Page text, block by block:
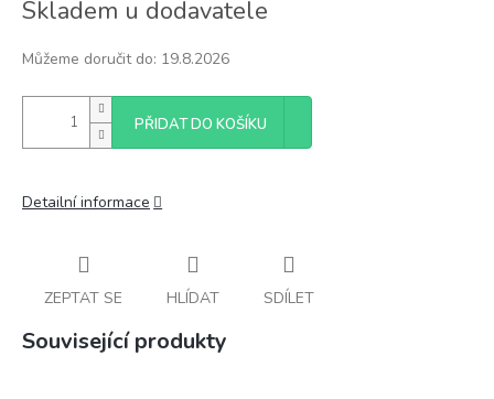
cena:
Skladem u dodavatele
Můžeme doručit do: 19.8.2026
PŘIDAT DO KOŠÍKU
Detailní informace
ZEPTAT SE HLÍDAT SDÍLET
Související produkty